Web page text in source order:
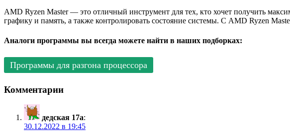
AMD Ryzen Master — это отличный инструмент для тех, кто хочет получить
графику и память, а также контролировать состояние системы. С AMD Ryzen
Аналоги программы вы всегда можете найти в наших подборках:
Программы для разгона процессора
Комментарии
дедская 17а:
30.12.2022 в 19:45